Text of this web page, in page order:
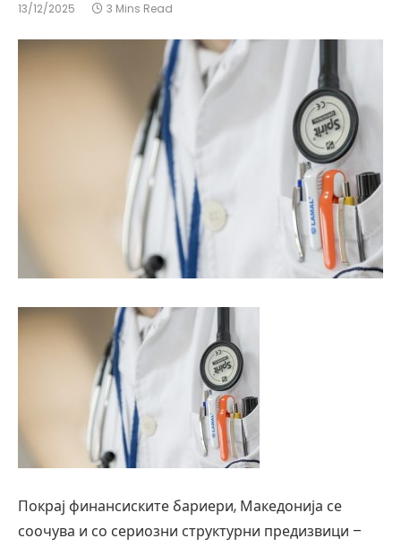
13/12/2025 3 Mins Read
Покрај финансиските бариери, Македонија се
соочува и со сериозни структурни предизвици –